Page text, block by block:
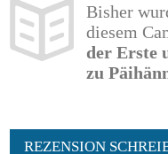
Bisher
diesem
der Erste
zu
REZENSION